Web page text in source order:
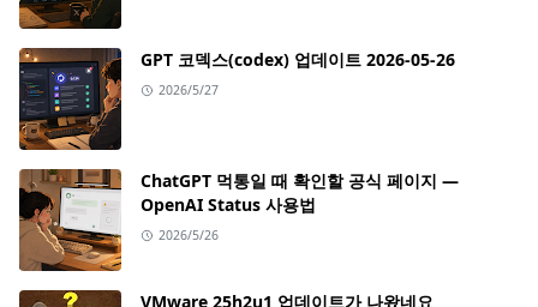
GPT 코덱스(codex) 업데이트 2026-05-26
2026/5/27
ChatGPT 먹통일 때 확인할 공식 페이지 —
OpenAI Status 사용법
2026/5/26
VMware 25h2u1 업데이트가 나왔네요